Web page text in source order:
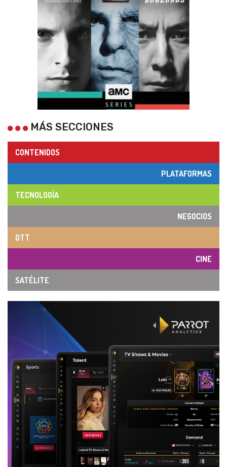
MÁS SECCIONES
CONTENIDOS
PLATAFORMAS
TECNOLOGÍA
NEGOCIOS
OTT
CINE
SATÉLITE